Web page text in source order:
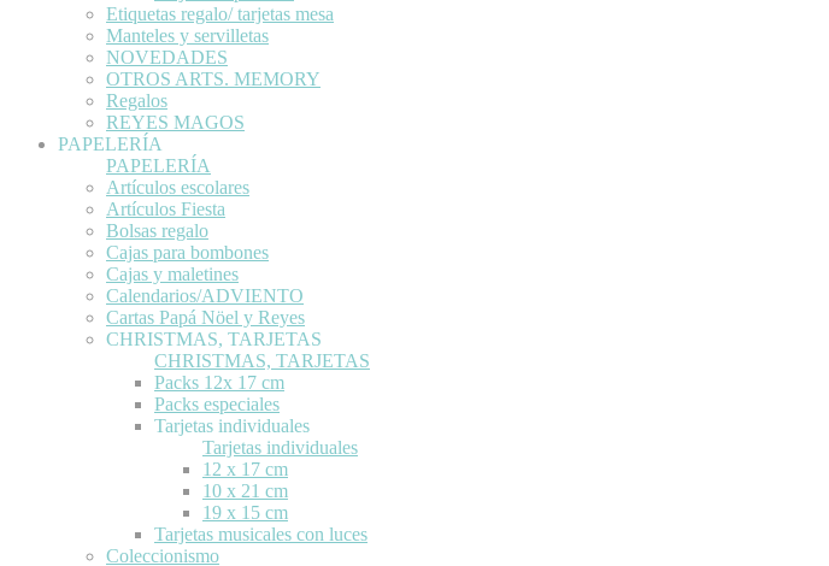
Etiquetas regalo/ tarjetas mesa
Manteles y servilletas
NOVEDADES
OTROS ARTS. MEMORY
Regalos
REYES MAGOS
PAPELERÍA
PAPELERÍA
Artículos escolares
Artículos Fiesta
Bolsas regalo
Cajas para bombones
Cajas y maletines
Calendarios/ADVIENTO
Cartas Papá Nöel y Reyes
CHRISTMAS, TARJETAS
CHRISTMAS, TARJETAS
Packs 12x 17 cm
Packs especiales
Tarjetas individuales
Tarjetas individuales
12 x 17 cm
10 x 21 cm
19 x 15 cm
Tarjetas musicales con luces
Coleccionismo